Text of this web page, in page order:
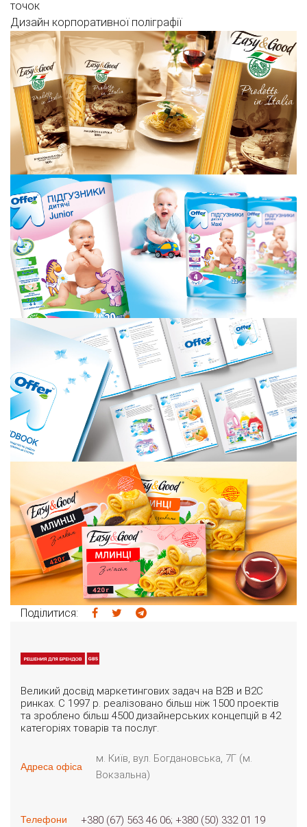
точок
Дизайн корпоративної поліграфії
Поділитися:
Великий досвід маркетингових задач на B2B и B2C
ринках. С 1997 р. реалізовано більш ніж 1500 проектів
та зроблено більш 4500 дизайнерських концепцій в 42
категоріях товарів та послуг.
Адреса офіса
м. Київ, вул. Богдановська, 7Г (м.
Вокзальна)
Телефони +380 (67) 563 46 06 +380 (50) 332 01 19